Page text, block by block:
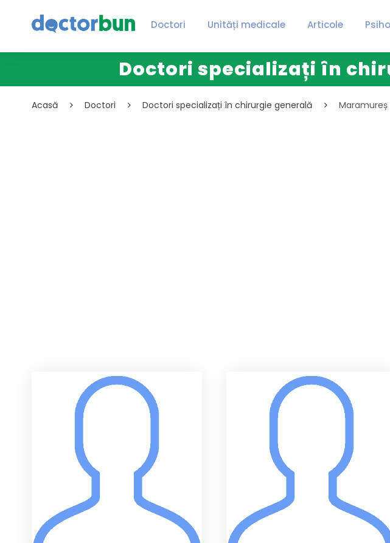
Doctori Unități medicale Articole
Doctori specializați în
Acasă Doctori Doctori specializați în chirurgie generală Maramureș